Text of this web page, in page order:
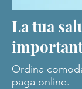
La tua
Ordina
paga online.